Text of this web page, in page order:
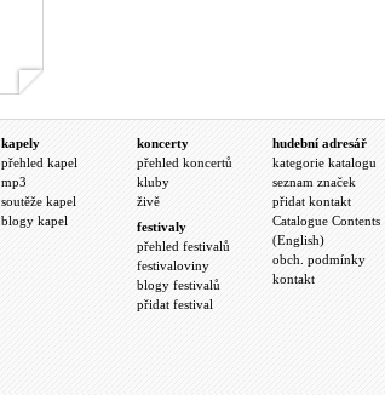
kapely
přehled kapel
mp3
soutěže kapel
blogy kapel
koncerty
přehled koncertů
kluby
živě
festivaly
přehled festivalů
festivaloviny
blogy festivalů
přidat festival
hudební adresář
kategorie katalogu
seznam značek
přidat kontakt
Catalogue Contents
(English)
obch. podmínky
kontakt